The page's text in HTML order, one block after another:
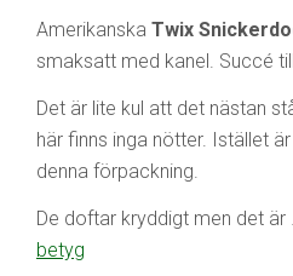
Amerikanska Twix
smaksatt med kanel. Succé
Det är lite kul att det nästan
här finns inga nötter. Istället
denna förpackning.
De doftar kryddigt men det är
betyg